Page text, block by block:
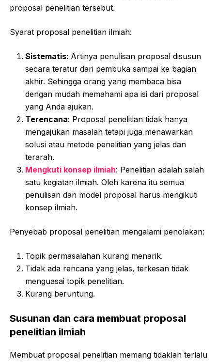
proposal penelitian tersebut.
Syarat proposal penelitian ilmiah:
Sistematis: Artinya penulisan proposal disusun
secara teratur dari pembuka sampai ke bagian
akhir. Sehingga orang yang membaca bisa
dengan mudah memahami apa isi dari proposal
yang Anda ajukan.
Terencana: Proposal penelitian tidak hanya
mengajukan masalah tetapi juga menawarkan
solusi atau metode penelitian yang jelas dan
terarah.
Mengkuti konsep ilmiah: Penelitian adalah salah
satu kegiatan ilmiah. Oleh karena itu semua
penulisan dan model proposal harus mengikuti
konsep ilmiah.
Penyebab proposal penelitian mengalami penolakan:
Topik permasalahan kurang menarik.
Tidak ada rencana yang jelas, terkesan tidak
menguasai topik penelitian.
Kurang beruntung.
Susunan dan cara membuat proposal
penelitian ilmiah
Membuat proposal penelitian memang tidaklah terlalu